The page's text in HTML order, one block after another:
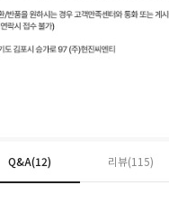
Q&A(12) 리뷰(115)